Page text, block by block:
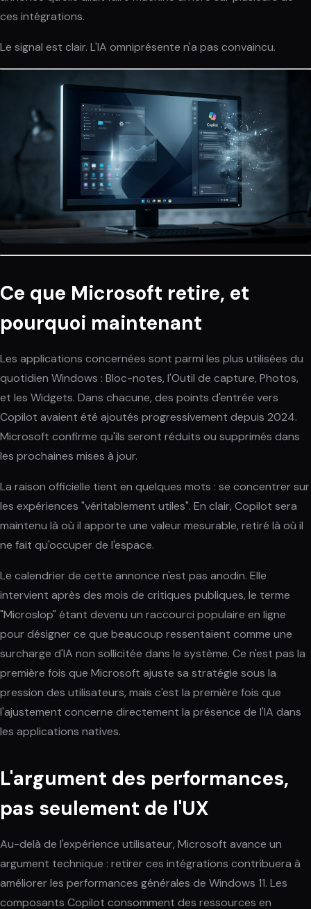
ces intégrations.
Le signal est clair. L'IA omniprésente n'a pas convaincu.
Ce que Microsoft retire, et
pourquoi maintenant
Les applications concernées sont parmi les plus utilisées du
quotidien Windows : Bloc-notes, l'Outil de capture, Photos,
et les Widgets. Dans chacune, des points d'entrée vers
Copilot avaient été ajoutés progressivement depuis 2024.
Microsoft confirme qu'ils seront réduits ou supprimés dans
les prochaines mises à jour.
La raison officielle tient en quelques mots : se concentrer sur
les expériences "véritablement utiles". En clair, Copilot sera
maintenu là où il apporte une valeur mesurable, retiré là où il
ne fait qu'occuper de l'espace.
Le calendrier de cette annonce n'est pas anodin. Elle
intervient après des mois de critiques publiques, le terme
"Microslop" étant devenu un raccourci populaire en ligne
pour désigner ce que beaucoup ressentaient comme une
surcharge d'IA non sollicitée dans le système. Ce n'est pas la
première fois que Microsoft ajuste sa stratégie sous la
pression des utilisateurs, mais c'est la première fois que
l'ajustement concerne directement la présence de l'IA dans
les applications natives.
L'argument des performances,
pas seulement de l'UX
Au-delà de l'expérience utilisateur, Microsoft avance un
argument technique : retirer ces intégrations contribuera à
améliorer les performances générales de Windows 11. Les
composants Copilot consomment des ressources en